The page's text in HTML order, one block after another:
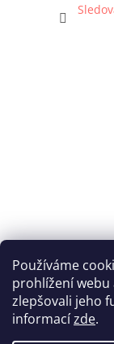
Používáme
prohlížení webu
zlepšovali jeho
informacízde.